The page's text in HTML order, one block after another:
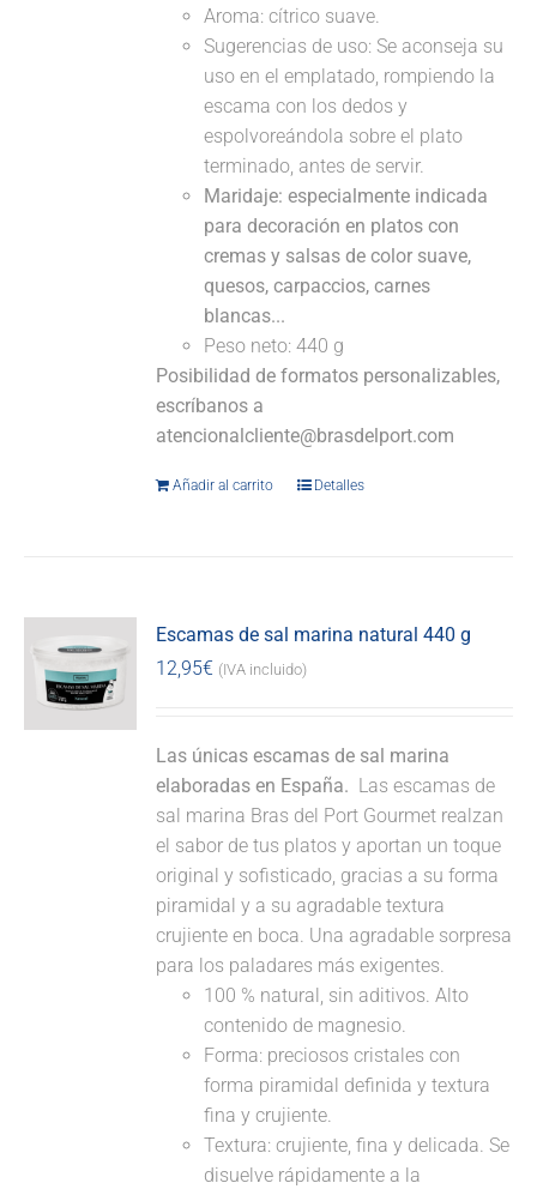
Aroma: cítrico suave.
Sugerencias de uso: Se aconseja su
uso en el emplatado, rompiendo la
escama con los dedos y
espolvoreándola sobre el plato
terminado, antes de servir.
Maridaje: especialmente indicada
para decoración en platos con
cremas y salsas de color suave,
quesos, carpaccios, carnes
blancas...
Peso neto: 440 g
Posibilidad de formatos personalizables,
escríbanos a
atencionalcliente@brasdelport.com
Añadir al carrito Detalles
Escamas de sal marina natural 440 g
12,95€ (IVA incluido)
Las únicas escamas de sal marina
elaboradas en España. Las escamas de
sal marina Bras del Port Gourmet realzan
el sabor de tus platos y aportan un toque
original y sofisticado, gracias a su forma
piramidal y a su agradable textura
crujiente en boca. Una agradable sorpresa
para los paladares más exigentes.
100 % natural, sin aditivos. Alto
contenido de magnesio.
Forma: preciosos cristales con
forma piramidal definida y textura
fina y crujiente.
Textura: crujiente, fina y delicada. Se
disuelve rápidamente a la